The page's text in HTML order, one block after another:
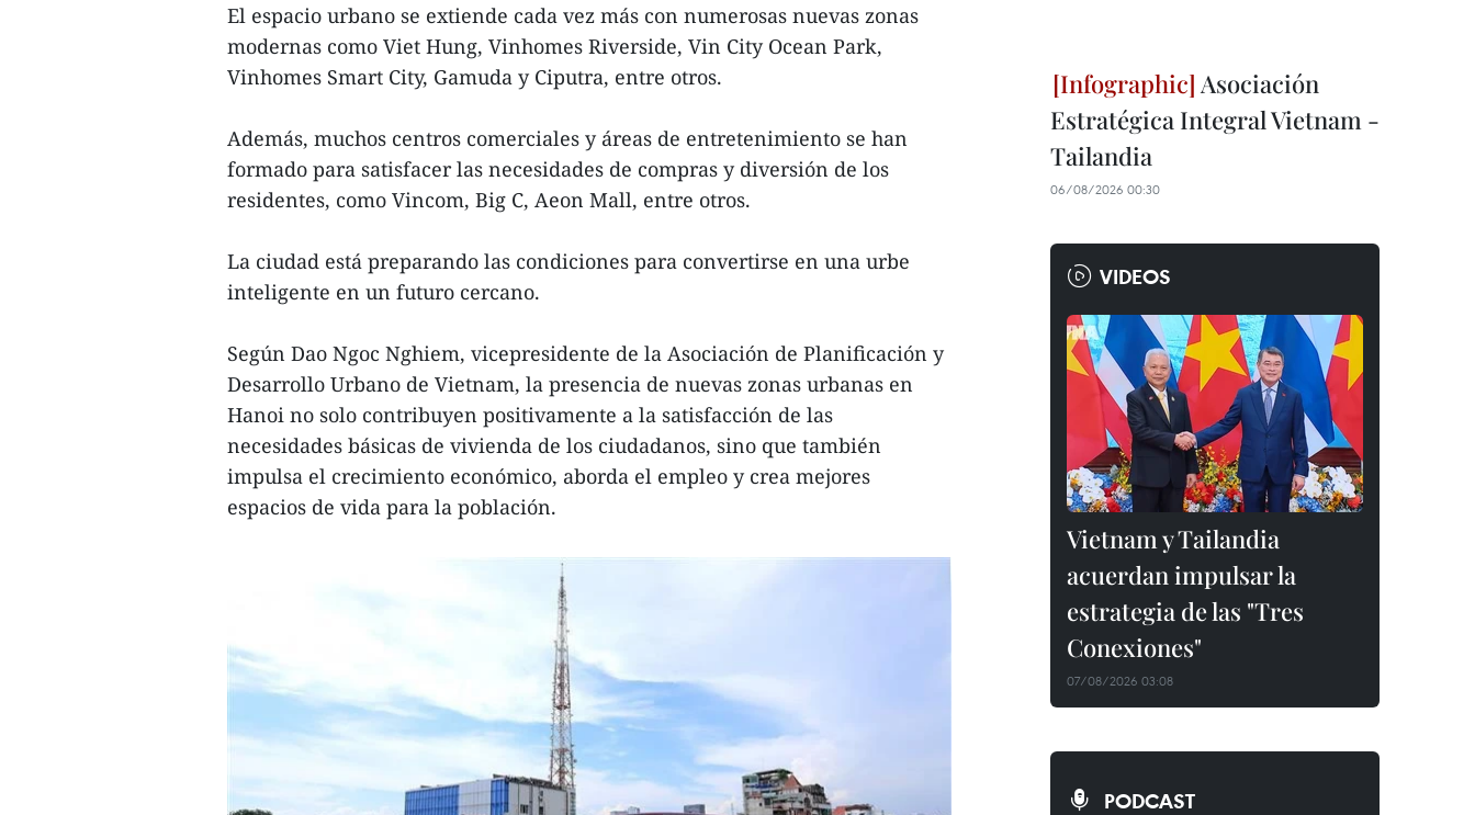
El espacio urbano se extiende cada vez más con numerosas nuevas zonas
modernas como Viet Hung, Vinhomes Riverside, Vin City Ocean Park,
Vinhomes Smart City, Gamuda y Ciputra, entre otros.
Además, muchos centros comerciales y áreas de entretenimiento se han
formado para satisfacer las necesidades de compras y diversión de los
residentes, como Vincom, Big C, Aeon Mall, entre otros.
La ciudad está preparando las condiciones para convertirse en una urbe
inteligente en un futuro cercano.
Según Dao Ngoc Nghiem, vicepresidente de la Asociación de Planificación y
Desarrollo Urbano de Vietnam, la presencia de nuevas zonas urbanas en
Hanoi no solo contribuyen positivamente a la satisfacción de las
necesidades básicas de vivienda de los ciudadanos, sino que también
impulsa el crecimiento económico, aborda el empleo y crea mejores
espacios de vida para la población.
Asociación
Estratégica Integral Vietnam -
Tailandia
06/08/2026 00:30
VIDEOS
Vietnam y Tailandia
acuerdan impulsar la
estrategia de las "Tres
Conexiones"
07/08/2026 03:08
PODCAST